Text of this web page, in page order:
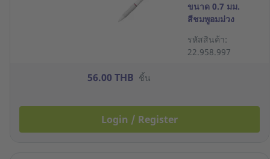
ขนาด 0.7 มม.
สีชมพูอมม่วง
รหัสสินค้า:
22.958.997
56.00 THB ชิ้น
Login / Register